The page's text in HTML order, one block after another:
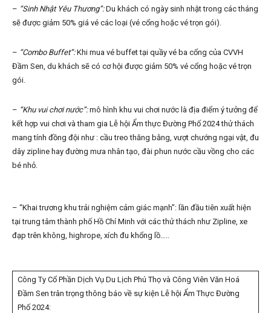
– “Sinh Nhật Yêu Thương”:Du khách có ngày sinh nhật trong các tháng
sẽ được giảm 50% giá vé các loại (vé cổng hoặc vé trọn gói).
– “Combo Buffet”:Khi mua vé buffet tại quầy vé ba cổng của CVVH
Đầm Sen, du khách sẽ có cơ hội được giảm 50% vé cổng hoặc vé trọn
gói.
– “Khu vui chơi nước”:mô hình khu vui chơi nước là địa điểm ý tưởng để
kết hợp vui chơi và tham gia Lễ hội Ẩm thực Đường Phố 2024 thử thách
mang tính đồng đội như : cầu treo thăng bằng, vượt chướng ngại vật, đu
dây zipline hay đường mưa nhân tạo, đài phun nước cầu vồng cho các
bé nhỏ.
– “Khai trương khu trải nghiệm cảm giác mạnh”: lần đầu tiên xuất hiện
tại trung tâm thành phố Hồ Chí Minh với các thử thách như Zipline, xe
đạp trên không, highrope, xích đu khổng lồ…..
Công Ty Cổ Phần Dịch Vụ Du Lịch Phú Thọ và Công Viên Văn Hoá
Đầm Sen trân trọng thông báo về sự kiện Lễ hội Ẩm Thực Đường
Phố 2024: